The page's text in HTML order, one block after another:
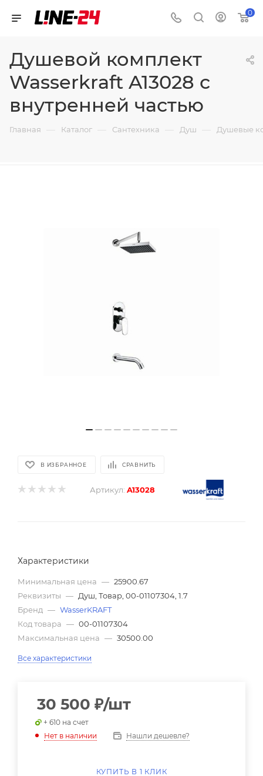
0
Душевой комплект
Wasserkraft A13028 с
внутренней частью
Главная — Каталог — Сантехника — Душ — Душевые
В ИЗБРАННОЕ СРАВНИТЬ
Артикул: A13028
Характеристики
Минимальная цена — 25900.67
Реквизиты — Душ, Товар, 00-01107304, 1.7
Бренд — WasserKRAFT
Код товара — 00-01107304
Максимальная цена — 30500.00
Все характеристики
30 500 ₽/шт
+ 610 на счет
Нет в наличии
Нашли дешевле?
КУПИТЬ В 1 КЛИК